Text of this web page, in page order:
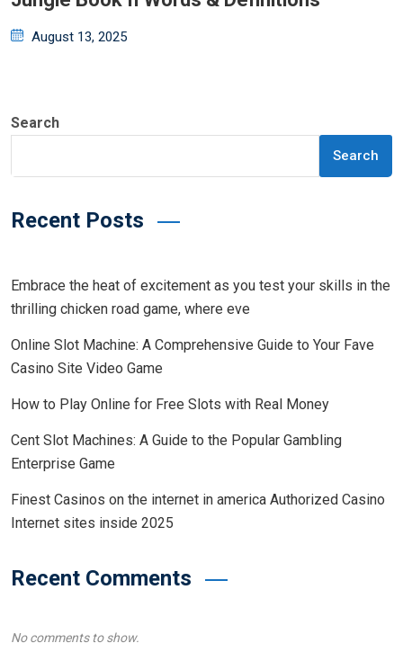
Posted
August 13, 2025
Search
Search
Recent Posts
Embrace the heat of excitement as you test your skills in the
thrilling chicken road game, where eve
Online Slot Machine: A Comprehensive Guide to Your Fave
Casino Site Video Game
How to Play Online for Free Slots with Real Money
Cent Slot Machines: A Guide to the Popular Gambling
Enterprise Game
Finest Casinos on the internet in america Authorized Casino
Internet sites inside 2025
Recent Comments
No comments to show.